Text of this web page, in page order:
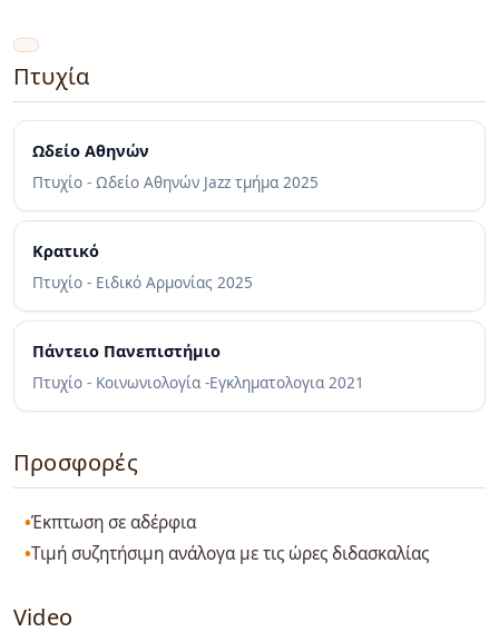
Πτυχία
Ωδείο Αθηνών
Πτυχίο - Ωδείο Αθηνών Jazz τμήμα 2025
Κρατικό
Πτυχίο - Ειδικό Αρμονίας 2025
Πάντειο Πανεπιστήμιο
Πτυχίο - Κοινωνιολογία -Εγκληματολογια 2021
Προσφορές
Έκπτωση σε αδέρφια
Τιμή συζητήσιμη ανάλογα με τις ώρες διδασκαλίας
Video